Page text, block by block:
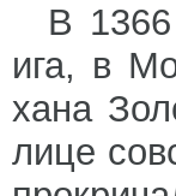
В 1366
ига, в
хана
лице